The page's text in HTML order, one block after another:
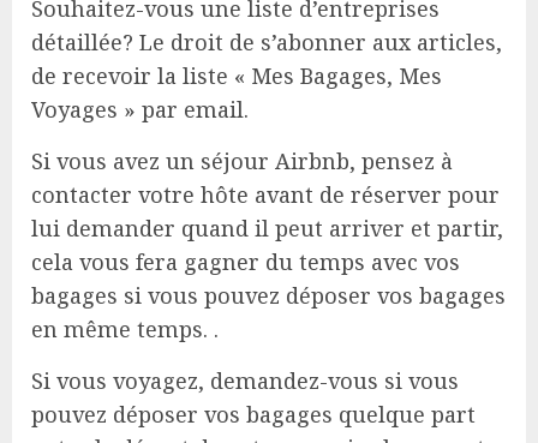
Souhaitez-vous une liste d’entreprises
détaillée? Le droit de s’abonner aux articles,
de recevoir la liste « Mes Bagages, Mes
Voyages » par email.
Si vous avez un séjour Airbnb, pensez à
contacter votre hôte avant de réserver pour
lui demander quand il peut arriver et partir,
cela vous fera gagner du temps avec vos
bagages si vous pouvez déposer vos bagages
en même temps. .
Si vous voyagez, demandez-vous si vous
pouvez déposer vos bagages quelque part